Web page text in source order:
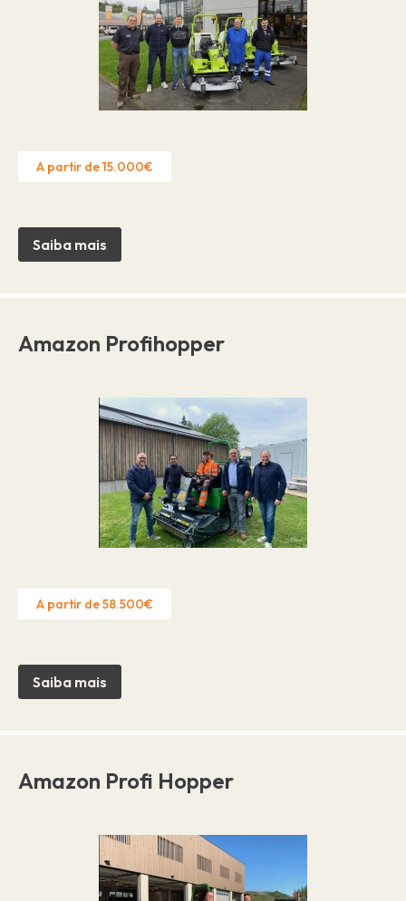
A partir de 15.000€
Saiba mais
Amazon Profihopper
A partir de 58.500€
Saiba mais
Amazon Profi Hopper